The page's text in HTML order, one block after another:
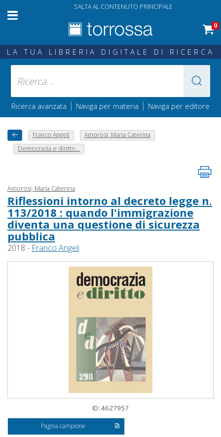
SALTA AL CONTENUTO PRINCIPALE
0
LA TUA LIBRERIA DIGITALE DI RICERCA
Ricerca avanzata | Naviga per materia | Naviga per editore
Franco Angeli
Amorosi, Maria Caterina
Democrazia e diritto...
Amorosi, Maria Caterina
Riflessioni intorno al decreto legge n.
113/2018 : quando l'immigrazione
diventa una questione di sicurezza
pubblica
2018 - Franco Angeli
ID: 4627957
Pagina campione